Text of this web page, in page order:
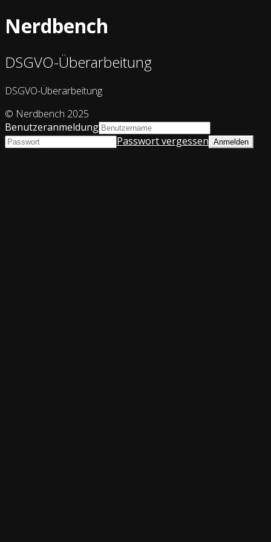
Nerdbench
DSGVO-Überarbeitung
DSGVO-Überarbeitung
© Nerdbench 2025
Benutzeranmeldung
Passwort vergessen